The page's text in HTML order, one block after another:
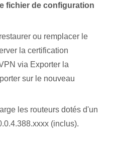
fichier de configuration
ou remplacer le
la certification
via Exporter la
sur le nouveau
les routeurs dotés d'un
(inclus).